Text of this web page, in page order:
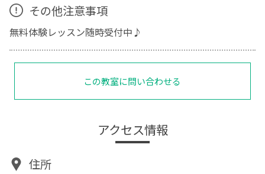
その他注意事項
無料体験レッスン随時受付中♪
この教室に問い合わせる
アクセス情報
住所